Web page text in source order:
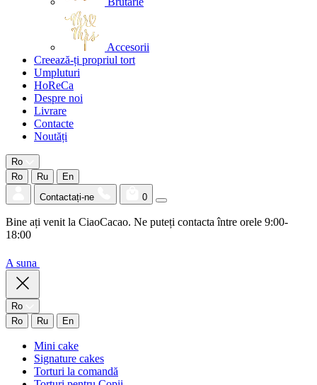
Accesorii
Creează-ți propriul tort
Umpluturi
HoReCa
Despre noi
Livrare
Contacte
Noutăți
Ro
Ro
Ru
En
Contactați-ne
0
Bine ați venit la CiaoCacao. Ne puteți contacta între orele 9:00-
18:00
A suna
Ro
Ro
Ru En
Mini cake
Signature cakes
Torturi la comandă